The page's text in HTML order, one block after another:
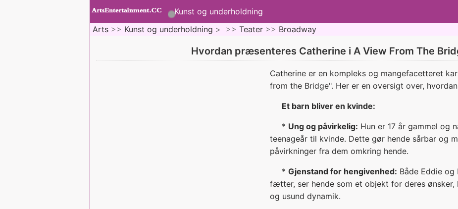
Kunst og underholdning
Arts >> Kunst og underholdning > >> Teater >> Broadway
Hvordan præsenteres Catherine i A View From The
Catherine er en kompleks og mangefacetteret
from the Bridge". Her er en oversigt over,
Et barn bliver en kvinde:
* Ung og påvirkelig: Hun er 17 år gammel og
teenageår til kvinde. Dette gør hende sårbar og
påvirkninger fra dem omkring hende.
* Gjenstand for hengivenhed: Både Eddie og
fætter, ser hende som et objekt for deres
og usund dynamik.